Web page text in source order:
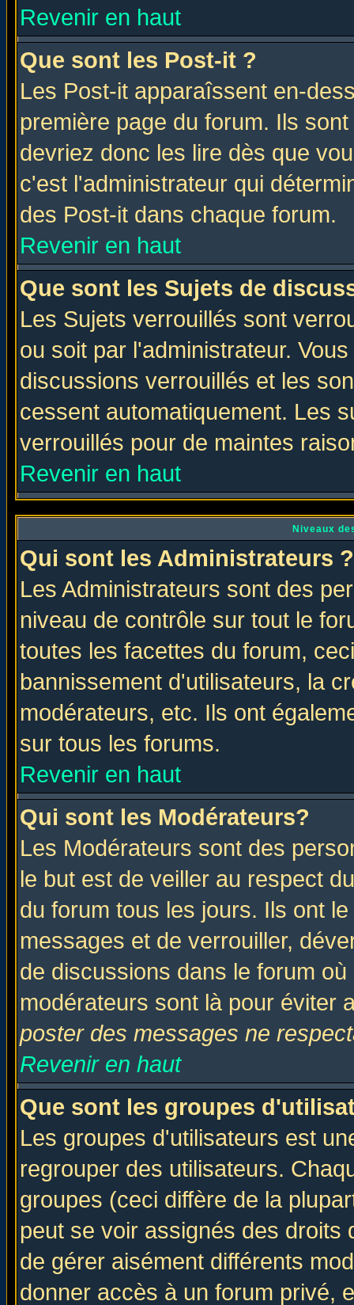
Revenir en haut
Que sont les Post-it ?
Les Post-it apparaîssent en-
première page du forum. Ils
devriez donc les lire dès que
c'est l'administrateur qui
des Post-it dans chaque forum.
Revenir en haut
Que sont les Sujets de
Les Sujets verrouillés sont
ou soit par l'administrateur.
discussions verrouillés et les
cessent automatiquement. Les
verrouillés pour de maintes
Revenir en haut
Niveaux
Qui sont les Administrateurs ?
Les Administrateurs sont des
niveau de contrôle sur tout le
toutes les facettes du forum,
bannissement d'utilisateurs, la
modérateurs, etc. Ils ont
sur tous les forums.
Revenir en haut
Qui sont les Modérateurs?
Les Modérateurs sont des
le but est de veiller au respect
du forum tous les jours. Ils ont
messages et de verrouiller,
de discussions dans le forum
modérateurs sont là pour éviter
poster des messages ne
Revenir en haut
Que sont les groupes
Les groupes d'utilisateurs est
regrouper des utilisateurs.
groupes (ceci diffère de la
peut se voir assignés des
de gérer aisément différents
donner accès à un forum privé,